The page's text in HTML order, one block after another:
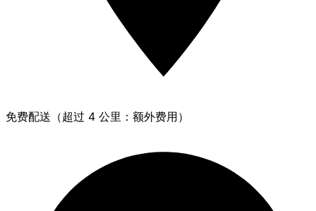
免费配送（超过 4 公里：额外费用）